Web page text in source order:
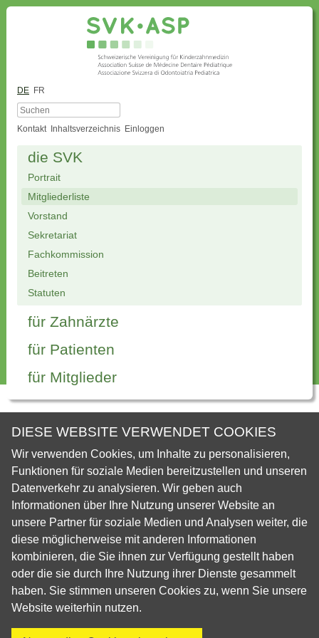
DIESE WEBSITE VERWENDET COOKIES
Wir verwenden Cookies, um Inhalte zu personalisieren,
Funktionen für soziale Medien bereitzustellen und unseren
Datenverkehr zu analysieren. Wir geben auch
Informationen über Ihre Nutzung unserer Website an
unsere Partner für soziale Medien und Analysen weiter, die
diese möglicherweise mit anderen Informationen
kombinieren, die Sie ihnen zur Verfügung gestellt haben
oder die sie durch Ihre Nutzung ihrer Dienste gesammelt
haben. Sie stimmen unseren Cookies zu, wenn Sie unsere
Website weiterhin nutzen.
DE FR
Kontakt Inhaltsverzeichnis Einloggen
die SVK
Portrait
Mitgliederliste
Vorstand
Sekretariat
Fachkommission
Beitreten
Statuten
für Zahnärzte
für Patienten
für Mitglieder
Startseite die SVK Mitgliederliste
med.dent. Mathias Egli
Personal Data
Vorname
Mathias
med.dent. Mathias Egli kontaktieren